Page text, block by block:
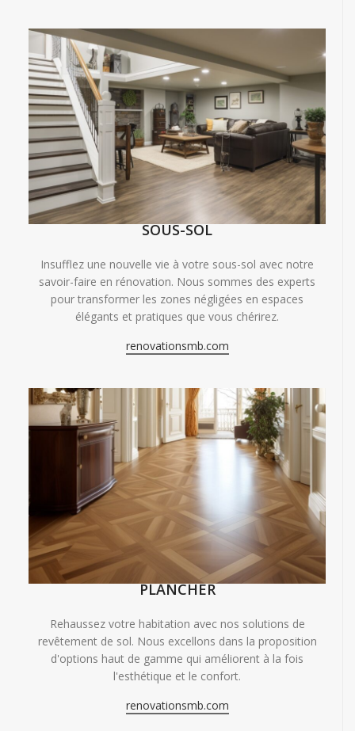
SOUS-SOL
Insufflez une nouvelle vie à votre sous-sol avec notre
savoir-faire en rénovation. Nous sommes des experts
pour transformer les zones négligées en espaces
élégants et pratiques que vous chérirez.
renovationsmb.com
PLANCHER
Rehaussez votre habitation avec nos solutions de
revêtement de sol. Nous excellons dans la proposition
d'options haut de gamme qui améliorent à la fois
l'esthétique et le confort.
renovationsmb.com